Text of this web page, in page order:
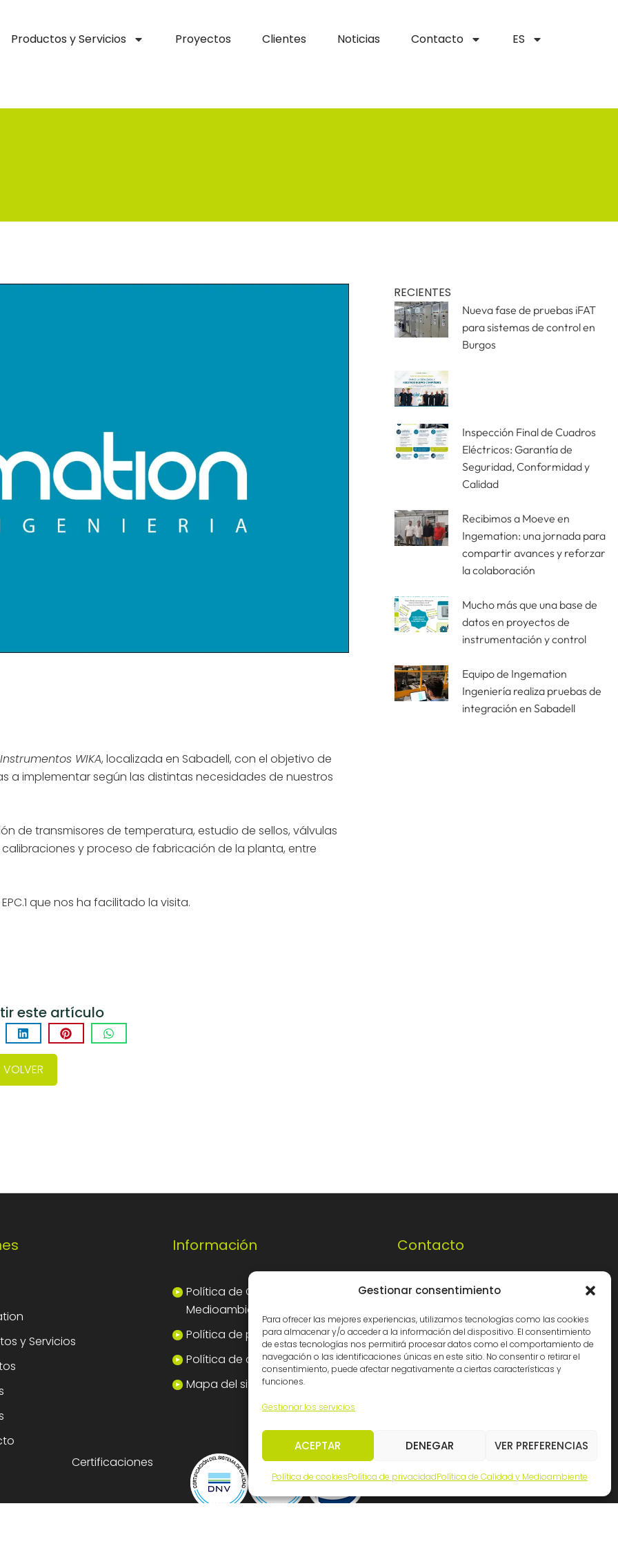
Gestionar consentimiento
Para ofrecer las mejores experiencias, utilizamos tecnologías como las cookies
para almacenar y/o acceder a la información del dispositivo. El consentimiento
de estas tecnologías nos permitirá procesar datos como el comportamiento de
navegación o las identificaciones únicas en este sitio. No consentir o retirar el
consentimiento, puede afectar negativamente a ciertas características y
funciones.
Gestionar los servicios
ACEPTAR DENEGAR VER PREFERENCIAS
Política de cookiesPolítica de privacidadPolítica de Calidad y Medioambiente
Productos y Servicios Proyectos Clientes Noticias Contacto ES
Instrumentos WIKA, localizada en Sabadell, con el objetivo de
implementar según las distintas necesidades de nuestros
de transmisores de temperatura, estudio de sellos, válvulas
y proceso de fabricación de la planta, entre
que nos ha facilitado la visita.
este artículo
VOLVER
RECIENTES
Nueva fase de pruebas iFAT
para sistemas de control en
Burgos
Inspección Final de Cuadros
Eléctricos: Garantía de
Seguridad, Conformidad y
Calidad
Recibimos a Moeve en
Ingemation: una jornada para
compartir avances y reforzar
la colaboración
Mucho más que una base de
datos en proyectos de
instrumentación y control
Equipo de Ingemation
Ingeniería realiza pruebas de
integración en Sabadell
y Servicios
Información
Política de Calidad y
Medioambiente
Política de privacidad
Política de cookies
Mapa del sitio
Contacto
Cádiz: (34) 956 261363
info@ingemation.com
Trabaja con nosotros
Canal ético y de denuncias
Certificaciones